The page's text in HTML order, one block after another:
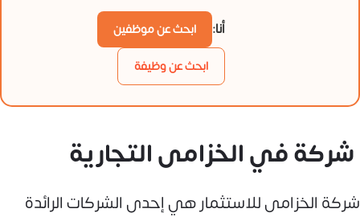
أنا:
ابحث عن موظفين
ابحث عن وظيفة
شركة في الخزامى التجارية
شركة الخزامى للاستثمار هي إحدى الشركات الرائدة